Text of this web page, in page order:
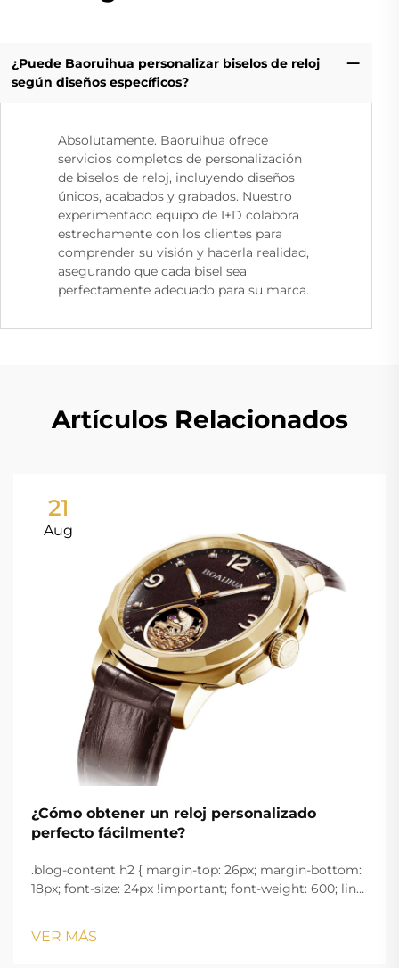
¿Puede Baoruihua personalizar biselos de reloj
según diseños específicos?
Absolutamente. Baoruihua ofrece
servicios completos de personalización
de biselos de reloj, incluyendo diseños
únicos, acabados y grabados. Nuestro
experimentado equipo de I+D colabora
estrechamente con los clientes para
comprender su visión y hacerla realidad,
asegurando que cada bisel sea
perfectamente adecuado para su marca.
Artículos Relacionados
21
Aug
¿Cómo obtener un reloj personalizado
perfecto fácilmente?
.blog-content h2 { margin-top: 26px; margin-bottom:
18px; font-size: 24px !important; font-weight: 600; line-
margin-bottom: 18px; font-size: 20px !important; font-
w...
VER MÁS